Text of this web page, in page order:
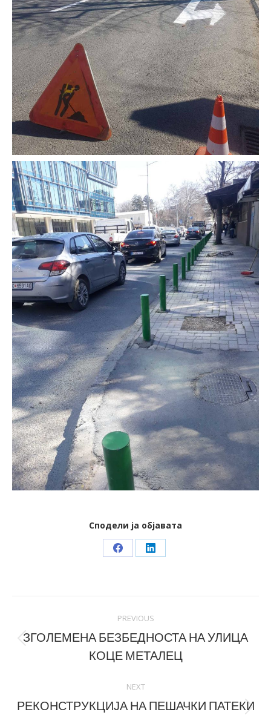
Сподели ја објавата
Share Share
navigation
PREVIOUS
Previous
post:
ЗГОЛЕМЕНА БЕЗБЕДНОСТА НА УЛИЦА
КОЦЕ МЕТАЛЕЦ
NEXT
РЕКОНСТРУКЦИЈА НА ПЕШАЧКИ ПАТЕКИ